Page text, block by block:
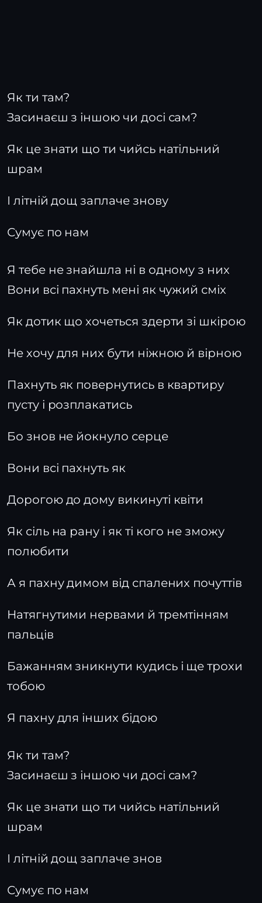
Як ти там?
Засинаєш з іншою чи досі сам?
Як це знати що ти чийсь натільний
шрам
І літній дощ заплаче знову
Сумує по нам
Я тебе не знайшла ні в одному з них
Вони всі пахнуть мені як чужий сміх
Як дотик що хочеться здерти зі шкірою
Не хочу для них бути ніжною й вірною
Пахнуть як повернутись в квартиру
пусту і розплакатись
Бо знов не йокнуло серце
Вони всі пахнуть як
Дорогою до дому викинуті квіти
Як сіль на рану і як ті кого не зможу
полюбити
А я пахну димом від спалених почуттів
Натягнутими нервами й тремтінням
пальців
Бажанням зникнути кудись і ще трохи
тобою
Я пахну для інших бідою
Як ти там?
Засинаєш з іншою чи досі сам?
Як це знати що ти чийсь натільний
шрам
І літній дощ заплаче знов
Сумує по нам